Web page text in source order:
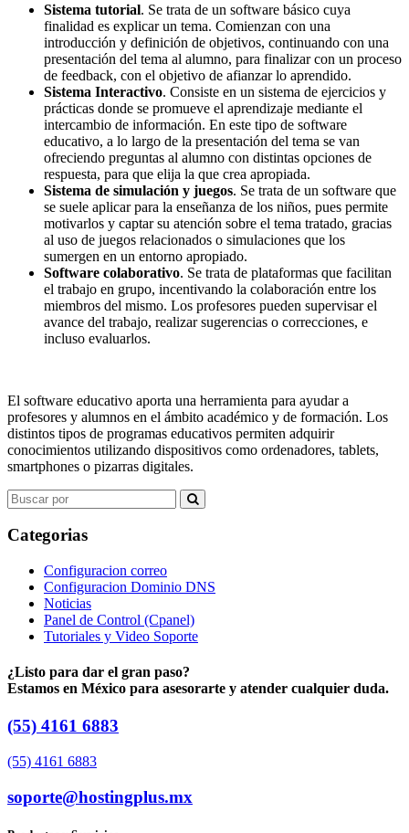
Sistema tutorial. Se trata de un software básico cuya
finalidad es explicar un tema. Comienzan con una
introducción y definición de objetivos, continuando con una
presentación del tema al alumno, para finalizar con un proceso
de feedback, con el objetivo de afianzar lo aprendido.
Sistema Interactivo. Consiste en un sistema de ejercicios y
prácticas donde se promueve el aprendizaje mediante el
intercambio de información. En este tipo de software
educativo, a lo largo de la presentación del tema se van
ofreciendo preguntas al alumno con distintas opciones de
respuesta, para que elija la que crea apropiada.
Sistema de simulación y juegos. Se trata de un software que
se suele aplicar para la enseñanza de los niños, pues permite
motivarlos y captar su atención sobre el tema tratado, gracias
al uso de juegos relacionados o simulaciones que los
sumergen en un entorno apropiado.
Software colaborativo. Se trata de plataformas que facilitan
el trabajo en grupo, incentivando la colaboración entre los
miembros del mismo. Los profesores pueden supervisar el
avance del trabajo, realizar sugerencias o correcciones, e
incluso evaluarlos.
El software educativo aporta una herramienta para ayudar a
profesores y alumnos en el ámbito académico y de formación. Los
distintos tipos de programas educativos permiten adquirir
conocimientos utilizando dispositivos como ordenadores, tablets,
smartphones o pizarras digitales.
Search
for:
Categorias
Configuracion correo
Configuracion Dominio DNS
Noticias
Panel de Control (Cpanel)
Tutoriales y Video Soporte
¿Listo para dar el gran paso?
Estamos en México para asesorarte y atender cualquier duda.
(55) 4161 6883
(55) 4161 6883
soporte@hostingplus.mx